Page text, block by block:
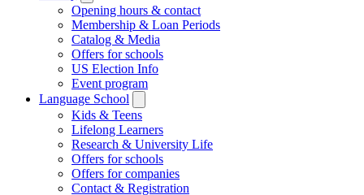
submenu
Opening hours & contact
Membership & Loan Periods
Catalog & Media
Offers for schools
US Election Info
Event program
Language School
submenu
Kids & Teens
Lifelong Learners
Research & University Life
Offers for schools
Offers for companies
Contact & Registration